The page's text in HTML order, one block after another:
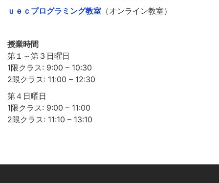
ｕｅｃプログラミング教室 （オンライン教室）
授業時間
第１～第３日曜日
1限クラス: 9:00 – 10:30
2限クラス: 11:00 – 12:30
第４日曜日
1限クラス: 9:00 – 11:00
2限クラス: 11:10 – 13:10